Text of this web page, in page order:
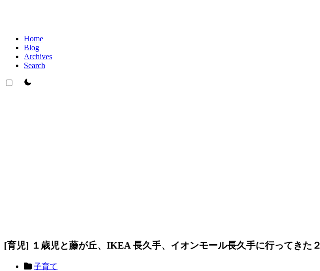
Home
Blog
Archives
Search
theme switcher
[育児] １歳児と藤が丘、IKEA 長久手、イオンモール長久手に行ってきた２
子育て